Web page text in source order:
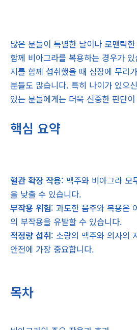
많은 분들이 특별한 날이나 로맨틱
함께 비아그라를 복용하는 경우가
지를 함께 섭취했을 때 심장에 무리
분들도 많습니다. 특히 나이가 있으
있는 분들에게는 더욱 신중한 판단
핵심 요약
혈관 확장 작용: 맥주와 비아그라 모
을 낮출 수 있습니다.
부작용 위험: 과도한 음주와 복용은
의 부작용을 유발할 수 있습니다.
적정량 섭취: 소량의 맥주와 의사의
안전에 가장 중요합니다.
목차